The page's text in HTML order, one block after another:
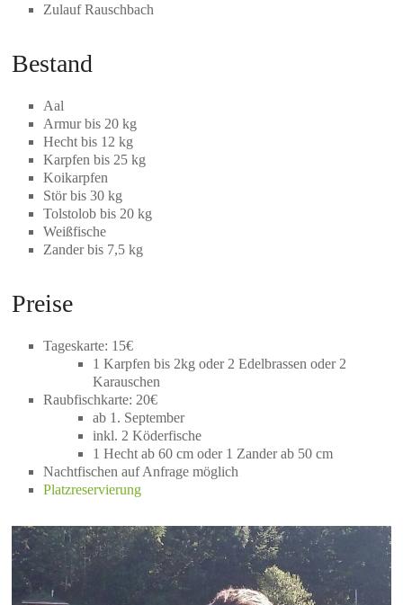
Zulauf Rauschbach
Bestand
Aal
Armur bis 20 kg
Hecht bis 12 kg
Karpfen bis 25 kg
Koikarpfen
Stör bis 30 kg
Tolstolob bis 20 kg
Weißfische
Zander bis 7,5 kg
Preise
Tageskarte: 15€
1 Karpfen bis 2kg oder 2 Edelbrassen oder 2
Karauschen
Raubfischkarte: 20€
ab 1. September
inkl. 2 Köderfische
1 Hecht ab 60 cm oder 1 Zander ab 50 cm
Nachtfischen auf Anfrage möglich
Platzreservierung